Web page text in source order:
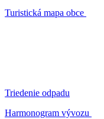
Turistická mapa obce
Triedenie odpadu
Harmonogram vývozu